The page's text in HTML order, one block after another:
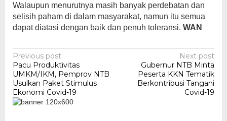
Walaupun menurutnya masih banyak perdebatan dan
selisih paham di dalam masyarakat, namun itu semua
dapat diatasi dengan baik dan penuh toleransi. WAN
Post
navigation
Previous post
Pacu Produktivitas
UMKM/IKM, Pemprov NTB
Usulkan Paket Stimulus
Ekonomi Covid-19
Next post
Gubernur NTB Minta
Peserta KKN Tematik
Berkontribusi Tangani
Covid-19